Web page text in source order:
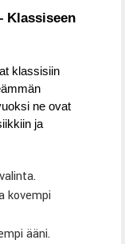
Klassiseen
klassisiin
ne ovat
ja
kovempi
ääni.